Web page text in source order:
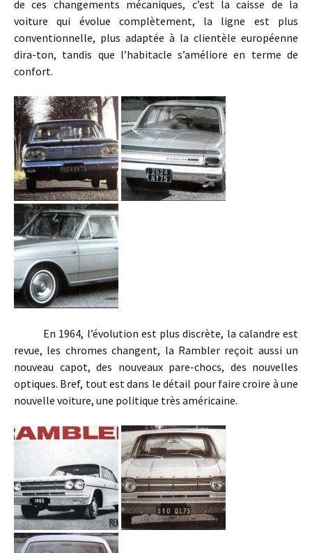
de ces changements mécaniques, c’est la caisse de la
voiture qui évolue complètement, la ligne est plus
conventionnelle, plus adaptée à la clientèle européenne
dira-ton, tandis que l’habitacle s’améliore en terme de
confort.
En 1964, l’évolution est plus discrète, la calandre est
revue, les chromes changent, la Rambler reçoit aussi un
nouveau capot, des nouveaux pare-chocs, des nouvelles
optiques. Bref, tout est dans le détail pour faire croire à une
nouvelle voiture, une politique très américaine.